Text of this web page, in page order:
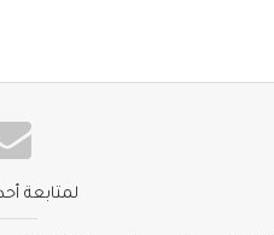
لمتابعة